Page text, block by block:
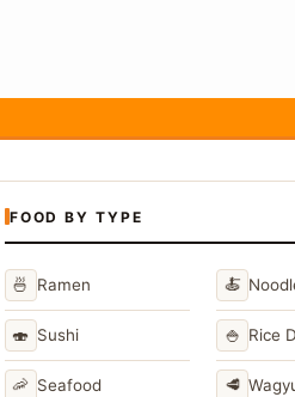
FOOD BY TYPE
🍜 Ramen 🍝
🍣 Sushi 🍚 Rice
🦐 Seafood 🥩